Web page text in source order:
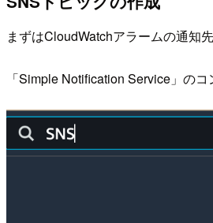
まずはCloudWatchアラームの通知
「Simple Notification Service」のコ